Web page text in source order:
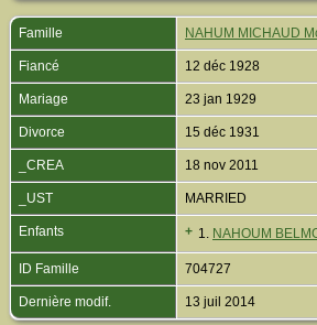
Famille NAHUM MICHAUD
Fiancé 12 déc 1928
Mariage 23 jan 1929
Divorce 15 déc 1931
_CREA 18 nov 2011
_UST MARRIED
Enfants + 1. NAHOUM
ID Famille 704727
Dernière modif. 13 juil 2014